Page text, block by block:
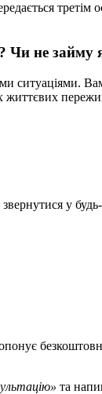
третім
не займу
ситуаціями.
у
та